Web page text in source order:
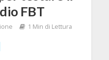
FBT
1 Min di Lettura